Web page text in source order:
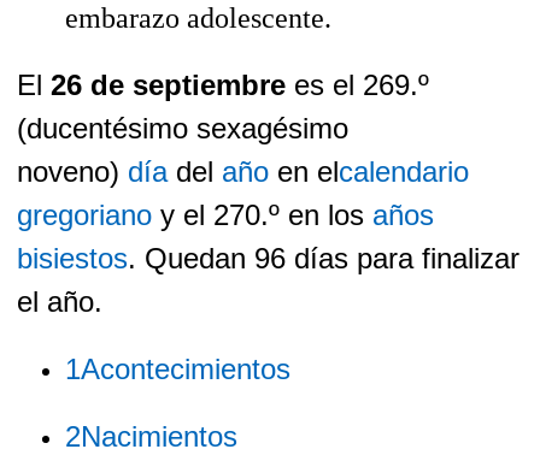
embarazo adolescente.
El 26 de septiembre es el 269.º
(ducentésimo sexagésimo
noveno) díadel año en elcalendario
gregoriano y el 270.º en los años
bisiestos. Quedan 96 días para finalizar
el año.
1Acontecimientos
2Nacimientos